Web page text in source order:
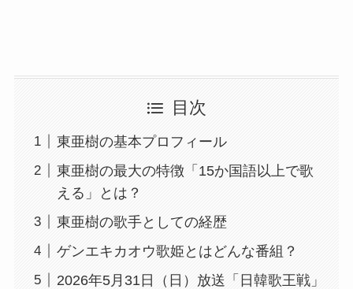
目次
東亜樹の基本プロフィール
東亜樹の最大の特徴「15か国語以上で歌
える」とは？
東亜樹の歌手としての経歴
ゲンエキカオウ歌姫とはどんな番組？
2026年5月31日（日）放送「日韓歌王戦」